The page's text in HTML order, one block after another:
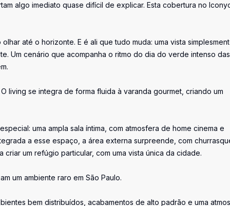
algo imediato quase difícil de explicar. Esta cobertura no
até o horizonte. E é ali que tudo muda: uma vista
Um cenário que acompanha o ritmo do dia do verde intenso das
living se integra de forma fluida à varanda gourmet, criando um
uma ampla sala íntima, com atmosfera de home cinema e
a esse espaço, a área externa surpreende, com
um refúgio particular, com uma vista única da cidade.
um ambiente raro em São Paulo.
bem distribuídos, acabamentos de alto padrão e uma